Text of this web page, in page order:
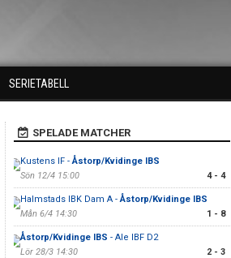
SERIETABELL
SPELADE MATCHER
Kustens IF -Åstorp/Kvidinge IBS
Sön 12/4 15:00
4 - 4
Halmstads IBK Dam A -Åstorp/Kvidinge IBS
Mån 6/4 14:30
1 - 8
Åstorp/Kvidinge IBS - Ale IBF D2
Lör 28/3 14:30
2 - 3